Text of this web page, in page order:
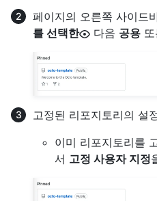
페이지의 오른쪽 사이드
를 선택한
다음 공용
고정된 리포지토리의 설
이미 리포지토리를
서 고정 사용자 지정